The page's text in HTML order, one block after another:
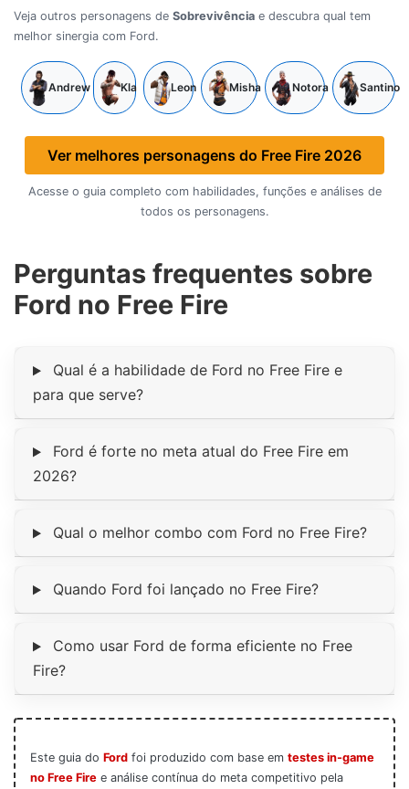
Veja outros personagens de Sobrevivência e descubra qual tem
melhor sinergia com Ford.
Andrew Kla Leon Misha Notora Santino
Ver melhores personagens do Free Fire 2026
Acesse o guia completo com habilidades, funções e análises de
todos os personagens.
Perguntas frequentes sobre
Ford no Free Fire
Qual é a habilidade de Ford no Free Fire e
para que serve?
Ford é forte no meta atual do Free Fire em
2026?
Qual o melhor combo com Ford no Free Fire?
Quando Ford foi lançado no Free Fire?
Como usar Ford de forma eficiente no Free
Fire?
Este guia do Ford foi produzido com base em testes in-game
no Free Fire e análise contínua do meta competitivo pela